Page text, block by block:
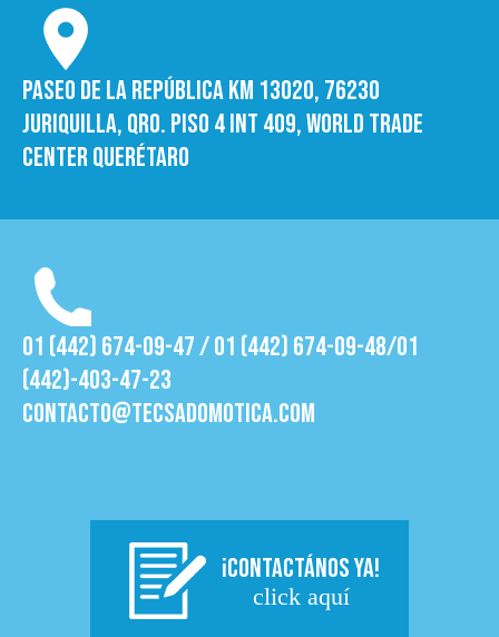
Paseo de la República Km 13020, 76230
Juriquilla, Qro. Piso 4 int 409, World trade
Center Querétaro
01 (442) 674-09-47 / 01 (442) 674-09-48/01
(442)-403-47-23
contacto@tecsadomotica.com
¡CONTACTÁNOS YA!
click aquí